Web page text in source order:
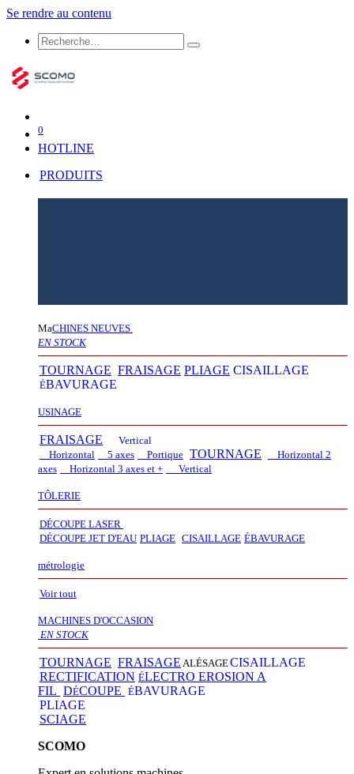
Se rendre au contenu
0
HOTLINE
PRODUITS
MaCHINES NEUVES
EN STOCK
TOURNAGE FRAISAGE PLIAGE CISAILLAGE
ÉBAVURAGE
USINAGE
FRAISAGE
Vertical
Horizontal
5 axes Portique TOURNAGE
Horizontal 2
axes
Horizontal 3 axes et + Vertical​
TÔLERIE
DÉCOUPE LASER
DÉCOUPE JET D'EAU PLIAGE CISAILLAGE ÉBAVURAGE
métrologie
Voir tout
MACHINES D'OCCASION
EN STOCK
TOURNAGE FRAISAGE ALÉSAGECISAILLAGE
RECTIFICATION ÉLECTRO EROSION A
FIL DÉCOUPE ÉBAVURAGE
PLIAGE
SCIAGE
SCOMO